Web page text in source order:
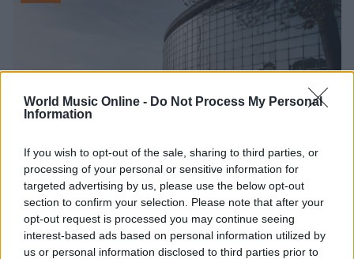
World Music Online - Do Not Process My Personal
Information
If you wish to opt-out of the sale, sharing to third parties, or
processing of your personal or sensitive information for
targeted advertising by us, please use the below opt-out
section to confirm your selection. Please note that after your
opt-out request is processed you may continue seeing
interest-based ads based on personal information utilized by
us or personal information disclosed to third parties prior to
Francesco Guccini: la Rai ricorda il grande cantautore
con programmi dedicati
Cristian Castiglioni · 9 Ago 2026